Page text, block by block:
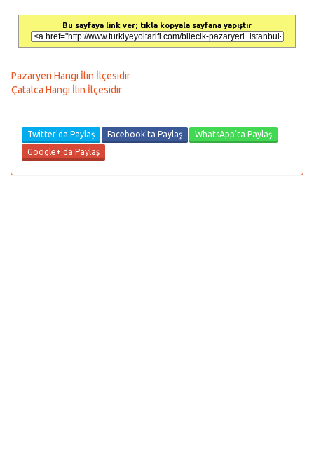
Bu sayfaya link ver; tıkla kopyala sayfana yapıştır
Pazaryeri Hangi İlin İlçesidir
Çatalca Hangi İlin İlçesidir
Twitter'da Paylaş Facebook'ta Paylaş
WhatsApp'ta Paylaş
Google+'da Paylaş